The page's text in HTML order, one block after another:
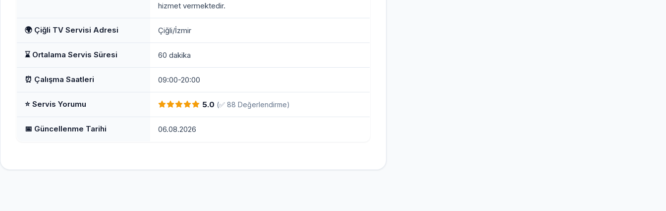
hizmet vermektedir.
🌍 Çiğli TV Servisi Adresi Çiğli/İzmir
⌛ Ortalama Servis Süresi 60 dakika
⏰ Çalışma Saatleri 09:00-20:00
⭐ Servis Yorumu 5.0 (✅ 88 Değerlendirme)
📅 Güncellenme Tarihi 06.08.2026